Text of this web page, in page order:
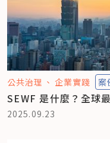
公共治理 企業實踐 案
SEWF 是什麼？全球
2025.09.23